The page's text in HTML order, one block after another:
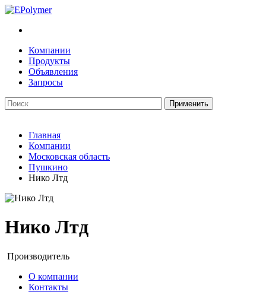
Компании
Продукты
Объявления
Запросы
Главная
Компании
Московская область
Пушкино
Нико Лтд
Нико Лтд
Производитель
О компании
Контакты